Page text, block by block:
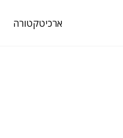
ארכיטקטורה